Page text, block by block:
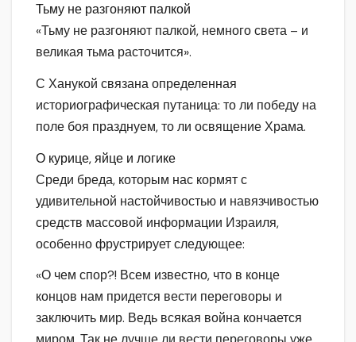
Тьму не разгоняют палкой
«Тьму не разгоняют палкой, немного света – и
великая тьма расточится».
С Ханукой связана определенная
историографическая путаница: то ли победу на
поле боя празднуем, то ли освящение Храма.
О курице, яйце и логике
Среди бреда, которым нас кормят с
удивительной настойчивостью и навязчивостью
средств массовой информации Израиля,
особенно фрустрирует следующее:
«О чем спор?! Всем известно, что в конце
концов нам придется вести переговоры и
заключить мир. Ведь всякая война кончается